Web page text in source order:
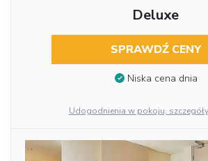
Deluxe
SPRAWDŹ CENY
Niska cena dnia
Udogodnienia w pokoju,